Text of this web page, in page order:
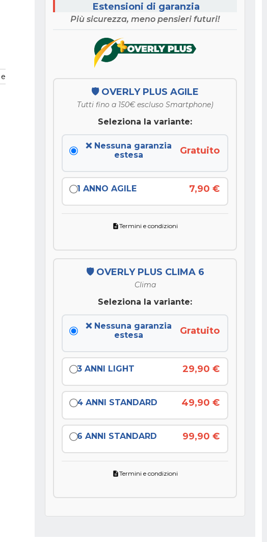
Estensioni di garanzia
Più sicurezza, meno pensieri futuri!
🛡️ OVERLY PLUS AGILE
Tutti fino a 150€ escluso Smartphone)
Seleziona la variante:
❌ Nessuna garanzia
estesa
Gratuito
1 ANNO AGILE 7,90 €
descriptionTermini e condizioni
🛡️ OVERLY PLUS CLIMA 6
Clima
Seleziona la variante:
❌ Nessuna garanzia
estesa
Gratuito
3 ANNI LIGHT 29,90 €
4 ANNI STANDARD 49,90 €
6 ANNI STANDARD 99,90 €
descriptionTermini e condizioni